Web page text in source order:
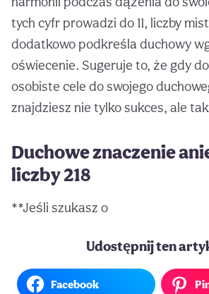
tych cyfr prowadzi do 11, liczby
dodatkowo podkreśla duchowy
oświecenie. Sugeruje to, że gdy
osobiste cele do swojego
znajdziesz nie tylko sukces, ale
Duchowe znaczenie
liczby 218
**Jeśli szukasz o
Udostępnij ten
Facebook